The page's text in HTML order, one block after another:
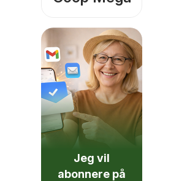
Jeg vil
abonnere på